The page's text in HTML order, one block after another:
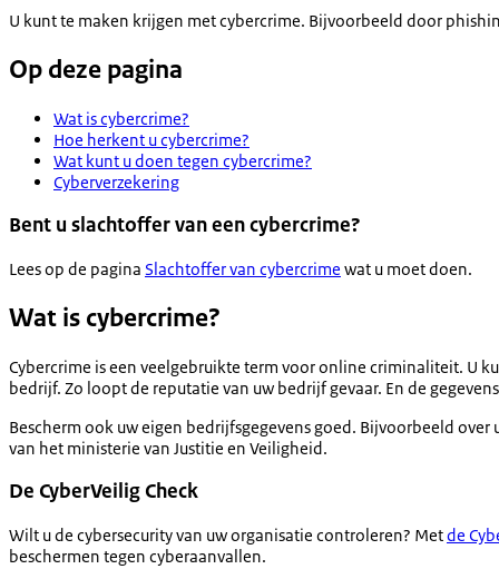
U kunt te maken krijgen met cybercrime. Bijvoorbeeld door
Op deze pagina
Wat is cybercrime?
Hoe herkent u cybercrime?
Wat kunt u doen tegen cybercrime?
Cyberverzekering
Bent u slachtoffer van een cybercrime?
Lees op de pagina Slachtoffer van cybercrime wat u moet doen.
Wat is cybercrime?
Cybercrime is een veelgebruikte term voor online criminaliteit. U
bedrijf. Zo loopt de reputatie van uw bedrijf gevaar. En de
Bescherm ook uw eigen bedrijfsgegevens goed. Bijvoorbeeld
van het ministerie van Justitie en Veiligheid.
De CyberVeilig Check
Wilt u de cybersecurity van uw organisatie controleren? Metde
beschermen tegen cyberaanvallen.